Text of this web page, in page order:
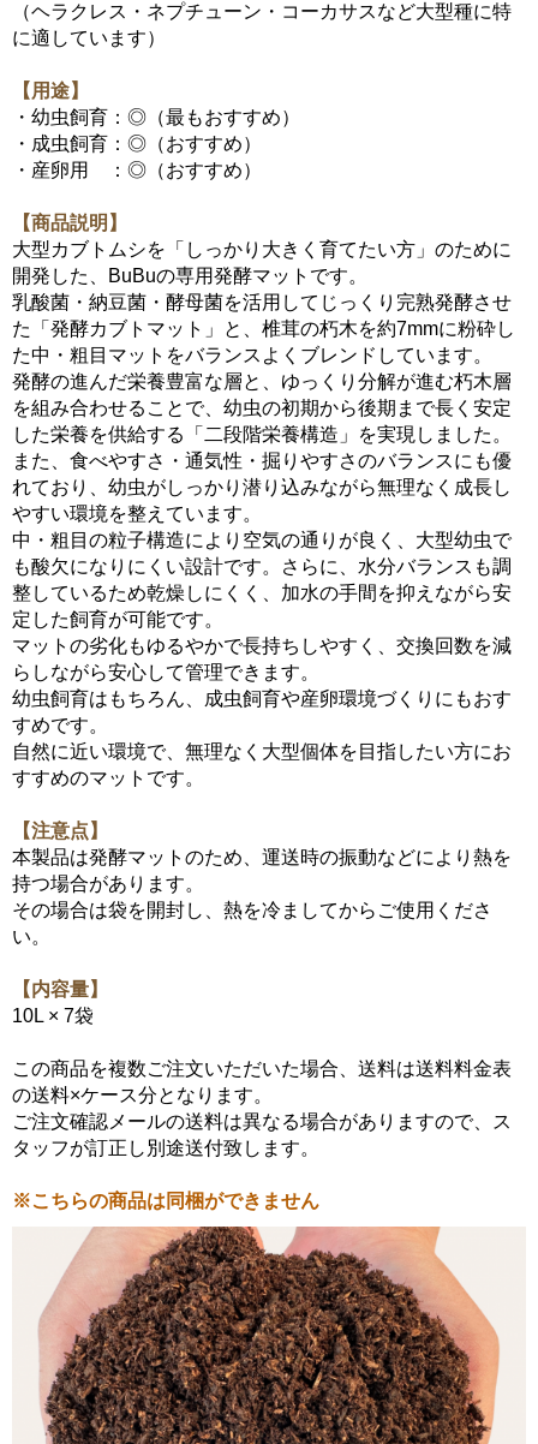
（ヘラクレス・ネプチューン・コーカサスなど大型種に特
に適しています）
【用途】
・幼虫飼育：◎（最もおすすめ）
・成虫飼育：◎（おすすめ）
・産卵用 ：◎（おすすめ）
【商品説明】
大型カブトムシを「しっかり大きく育てたい方」のために
開発した、BuBuの専用発酵マットです。
乳酸菌・納豆菌・酵母菌を活用してじっくり完熟発酵させ
た「発酵カブトマット」と、椎茸の朽木を約7mmに粉砕し
た中・粗目マットをバランスよくブレンドしています。
発酵の進んだ栄養豊富な層と、ゆっくり分解が進む朽木層
を組み合わせることで、幼虫の初期から後期まで長く安定
した栄養を供給する「二段階栄養構造」を実現しました。
また、食べやすさ・通気性・掘りやすさのバランスにも優
れており、幼虫がしっかり潜り込みながら無理なく成長し
やすい環境を整えています。
中・粗目の粒子構造により空気の通りが良く、大型幼虫で
も酸欠になりにくい設計です。さらに、水分バランスも調
整しているため乾燥しにくく、加水の手間を抑えながら安
定した飼育が可能です。
マットの劣化もゆるやかで長持ちしやすく、交換回数を減
らしながら安心して管理できます。
幼虫飼育はもちろん、成虫飼育や産卵環境づくりにもおす
すめです。
自然に近い環境で、無理なく大型個体を目指したい方にお
すすめのマットです。
【注意点】
本製品は発酵マットのため、運送時の振動などにより熱を
持つ場合があります。
その場合は袋を開封し、熱を冷ましてからご使用くださ
い。
【内容量】
10L × 7袋
この商品を複数ご注文いただいた場合、送料は送料料金表
の送料×ケース分となります。
ご注文確認メールの送料は異なる場合がありますので、ス
タッフが訂正し別途送付致します。
※こちらの商品は同梱ができません